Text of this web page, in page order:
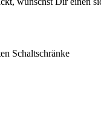
Schaltschränke